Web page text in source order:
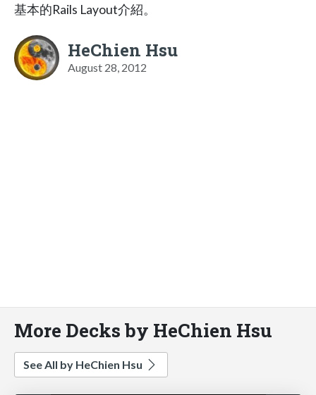
基本的Rails Layout介紹。
HeChien Hsu
August 28, 2012
More Decks by HeChien Hsu
See All by HeChien Hsu